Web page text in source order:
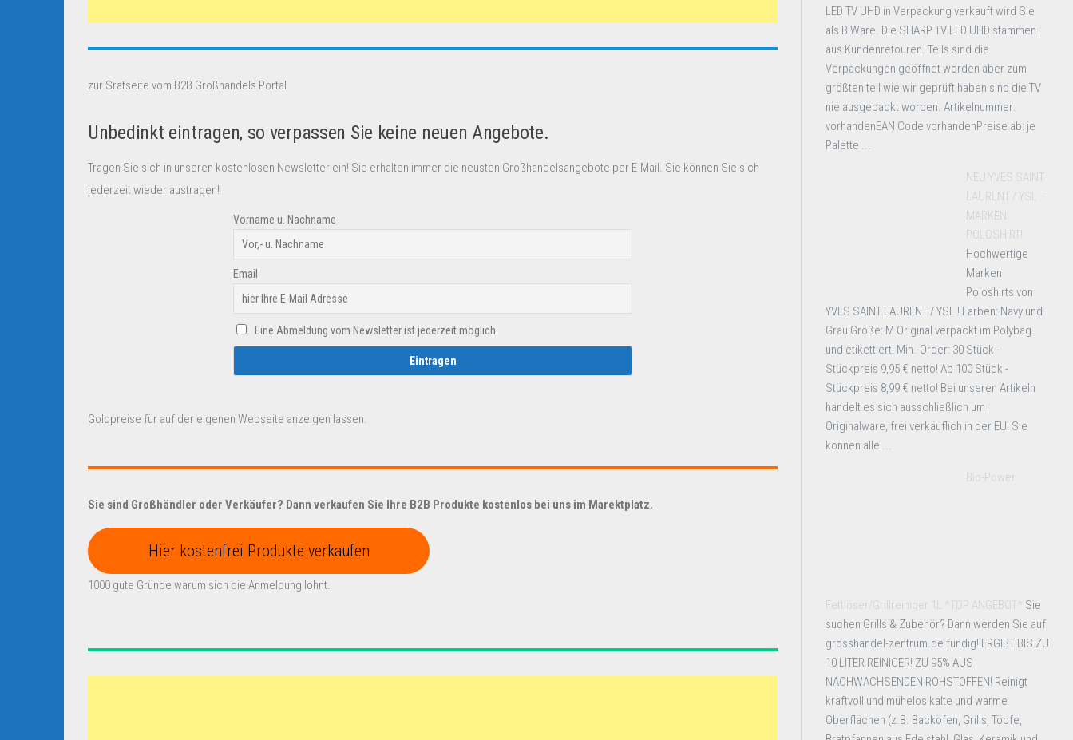
zur Sratseite vom B2B Großhandels Portal
Unbedinkt eintragen, so verpassen Sie keine neuen Angebote.
Tragen Sie sich in unseren kostenlosen Newsletter ein! Sie erhalten immer die neusten Großhandelsangebote per E-Mail. Sie können Sie sich
jederzeit wieder austragen!
Vorname u. Nachname
Email
Eine Abmeldung vom Newsletter ist jederzeit möglich.
Goldpreise für auf der eigenen Webseite anzeigen lassen.
Sie sind Großhändler oder Verkäufer? Dann verkaufen Sie Ihre B2B Produkte kostenlos bei uns im Marektplatz.
Hier kostenfrei Produkte verkaufen
1000 gute Gründe warum sich die Anmeldung lohnt.
LED TV UHD in Verpackung verkauft wird Sie
als B Ware. Die SHARP TV LED UHD stammen
aus Kundenretouren. Teils sind die
Verpackungen geöffnet worden aber zum
größten teil wie wir geprüft haben sind die TV
nie ausgepackt worden. Artikelnummer:
vorhandenEAN Code vorhandenPreise ab: je
Palette ...
NEU YVES SAINT
LAURENT / YSL –
MARKEN
POLOSHIRT!
Hochwertige
Marken
Poloshirts von
YVES SAINT LAURENT / YSL ! Farben: Navy und
Grau Größe: M Original verpackt im Polybag
und etikettiert! Min.-Order: 30 Stück -
Stückpreis 9,95 € netto! Ab 100 Stück -
Stückpreis 8,99 € netto! Bei unseren Artikeln
handelt es sich ausschließlich um
Originalware, frei verkäuflich in der EU! Sie
können alle ...
Bio-Power
Fettlöser/Grillreiniger 1L *TOP ANGEBOT* Sie
suchen Grills & Zubehör? Dann werden Sie auf
grosshandel-zentrum.de fündig! ERGIBT BIS ZU
10 LITER REINIGER! ZU 95% AUS
NACHWACHSENDEN ROHSTOFFEN! Reinigt
kraftvoll und mühelos kalte und warme
Oberflächen (z.B. Backöfen, Grills, Töpfe,